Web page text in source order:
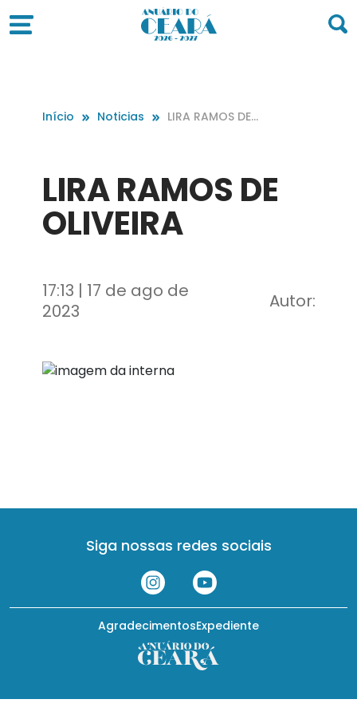
Início Noticias
LIRA RAMOS DE
LIRA RAMOS DE
OLIVEIRA
17:13 | 17 de ago de
2023
Autor:
Siga nossas redes sociais
Expediente
Agradecimentos